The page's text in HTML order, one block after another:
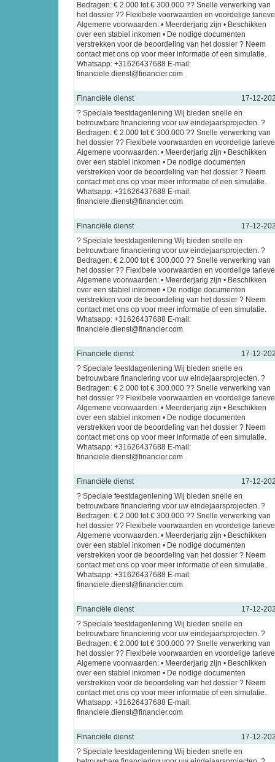
Bedragen: € 2.000 tot € 300.000 ?? Snelle verwerking van
het dossier ?? Flexibele voorwaarden en voordelige
Algemene voorwaarden: • Meerderjarig zijn • Beschikken
over een stabiel inkomen • De nodige documenten
verstrekken voor de beoordeling van het dossier ? Neem
contact met ons op voor meer informatie of een simulatie.
Whatsapp: +31626437688 E-mail:
financiele.dienst@financier.com
Financiële dienst
17-12-
? Speciale feestdagenlening Wij bieden snelle en
betrouwbare financiering voor uw eindejaarsprojecten. ?
Bedragen: € 2.000 tot € 300.000 ?? Snelle verwerking van
het dossier ?? Flexibele voorwaarden en voordelige
Algemene voorwaarden: • Meerderjarig zijn • Beschikken
over een stabiel inkomen • De nodige documenten
verstrekken voor de beoordeling van het dossier ? Neem
contact met ons op voor meer informatie of een simulatie.
Whatsapp: +31626437688 E-mail:
financiele.dienst@financier.com
Financiële dienst
17-12-
? Speciale feestdagenlening Wij bieden snelle en
betrouwbare financiering voor uw eindejaarsprojecten. ?
Bedragen: € 2.000 tot € 300.000 ?? Snelle verwerking van
het dossier ?? Flexibele voorwaarden en voordelige
Algemene voorwaarden: • Meerderjarig zijn • Beschikken
over een stabiel inkomen • De nodige documenten
verstrekken voor de beoordeling van het dossier ? Neem
contact met ons op voor meer informatie of een simulatie.
Whatsapp: +31626437688 E-mail:
financiele.dienst@financier.com
Financiële dienst
17-12-
? Speciale feestdagenlening Wij bieden snelle en
betrouwbare financiering voor uw eindejaarsprojecten. ?
Bedragen: € 2.000 tot € 300.000 ?? Snelle verwerking van
het dossier ?? Flexibele voorwaarden en voordelige
Algemene voorwaarden: • Meerderjarig zijn • Beschikken
over een stabiel inkomen • De nodige documenten
verstrekken voor de beoordeling van het dossier ? Neem
contact met ons op voor meer informatie of een simulatie.
Whatsapp: +31626437688 E-mail:
financiele.dienst@financier.com
Financiële dienst
17-12-
? Speciale feestdagenlening Wij bieden snelle en
betrouwbare financiering voor uw eindejaarsprojecten. ?
Bedragen: € 2.000 tot € 300.000 ?? Snelle verwerking van
het dossier ?? Flexibele voorwaarden en voordelige
Algemene voorwaarden: • Meerderjarig zijn • Beschikken
over een stabiel inkomen • De nodige documenten
verstrekken voor de beoordeling van het dossier ? Neem
contact met ons op voor meer informatie of een simulatie.
Whatsapp: +31626437688 E-mail:
financiele.dienst@financier.com
Financiële dienst
17-12-
? Speciale feestdagenlening Wij bieden snelle en
betrouwbare financiering voor uw eindejaarsprojecten. ?
Bedragen: € 2.000 tot € 300.000 ?? Snelle verwerking van
het dossier ?? Flexibele voorwaarden en voordelige
Algemene voorwaarden: • Meerderjarig zijn • Beschikken
over een stabiel inkomen • De nodige documenten
verstrekken voor de beoordeling van het dossier ? Neem
contact met ons op voor meer informatie of een simulatie.
Whatsapp: +31626437688 E-mail:
financiele.dienst@financier.com
Financiële dienst
17-12-
? Speciale feestdagenlening Wij bieden snelle en